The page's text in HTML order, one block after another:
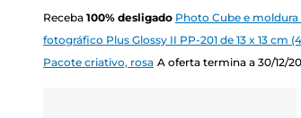
Receba 100% desligado Photo Cube e moldura
fotográfico Plus Glossy II PP-201 de 13 x 13 cm
Pacote criativo, rosa A oferta termina a 30/12/